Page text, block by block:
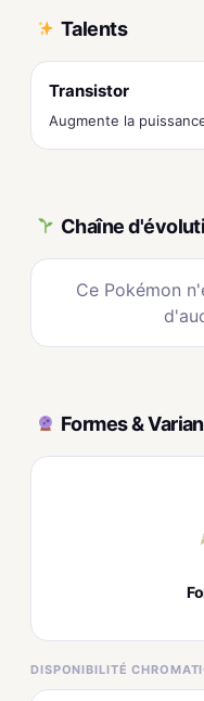
Talents
Transistor
Augmente la
Chaîne
Ce Pokémon
Formes &
DISPONIBILITÉ